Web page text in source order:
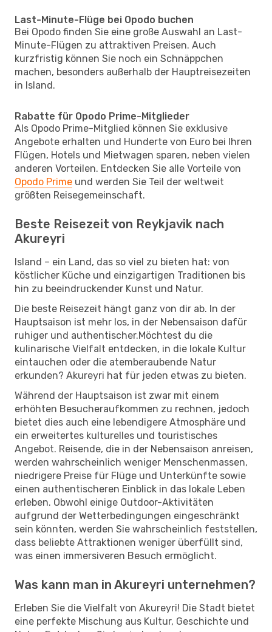
Last-Minute-Flüge bei Opodo buchen
Bei Opodo finden Sie eine große Auswahl an Last-
Minute-Flügen zu attraktiven Preisen. Auch
kurzfristig können Sie noch ein Schnäppchen
machen, besonders außerhalb der Hauptreisezeiten
in Island.
Rabatte für Opodo Prime-Mitglieder
Als Opodo Prime-Mitglied können Sie exklusive
Angebote erhalten und Hunderte von Euro bei Ihren
Flügen, Hotels und Mietwagen sparen, neben vielen
anderen Vorteilen. Entdecken Sie alle Vorteile von
Opodo Prime und werden Sie Teil der weltweit
größten Reisegemeinschaft.
Beste Reisezeit von Reykjavik nach
Akureyri
Island – ein Land, das so viel zu bieten hat: von
köstlicher Küche und einzigartigen Traditionen bis
hin zu beeindruckender Kunst und Natur.
Die beste Reisezeit hängt ganz von dir ab. In der
Hauptsaison ist mehr los, in der Nebensaison dafür
ruhiger und authentischer.Möchtest du die
kulinarische Vielfalt entdecken, in die lokale Kultur
eintauchen oder die atemberaubende Natur
erkunden? Akureyri hat für jeden etwas zu bieten.
Während der Hauptsaison ist zwar mit einem
erhöhten Besucheraufkommen zu rechnen, jedoch
bietet dies auch eine lebendigere Atmosphäre und
ein erweitertes kulturelles und touristisches
Angebot. Reisende, die in der Nebensaison anreisen,
werden wahrscheinlich weniger Menschenmassen,
niedrigere Preise für Flüge und Unterkünfte sowie
einen authentischeren Einblick in das lokale Leben
erleben. Obwohl einige Outdoor-Aktivitäten
aufgrund der Wetterbedingungen eingeschränkt
sein könnten, werden Sie wahrscheinlich feststellen,
dass beliebte Attraktionen weniger überfüllt sind,
was einen immersiveren Besuch ermöglicht.
Was kann man in Akureyri unternehmen?
Erleben Sie die Vielfalt von Akureyri! Die Stadt bietet
eine perfekte Mischung aus Kultur, Geschichte und